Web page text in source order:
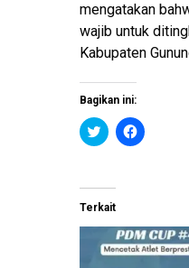
mengatakan
wajib untuk
Kabupaten
Bagikan ini:
K
l
n
u
k
e
r
K
l
k
m
e
m
Terkait